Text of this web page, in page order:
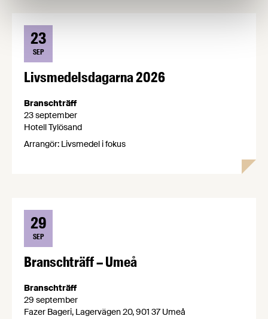
Livsmedelsdagarna 2026
23
SEP
Branschträff
23 september
Hotell Tylösand
Arrangör: Livsmedel i fokus
Branschträff – Umeå
29
SEP
Branschträff
29 september
Fazer Bageri, Lagervägen 20, 901 37 Umeå